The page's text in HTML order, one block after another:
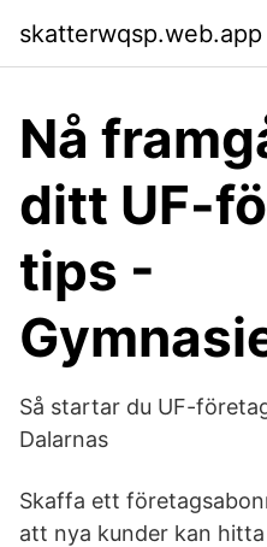
skatterwqsp.web.app
Nå
ditt UF-
tips -
Så startar du UF-
Dalarnas
Skaffa ett
att nya kunder kan